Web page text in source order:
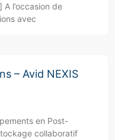
l’occasion de
avec
– Avid NEXIS
en Post-
collaboratif